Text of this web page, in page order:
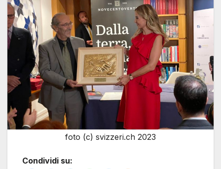
foto (c) svizzeri.ch 2023
Condividi su: